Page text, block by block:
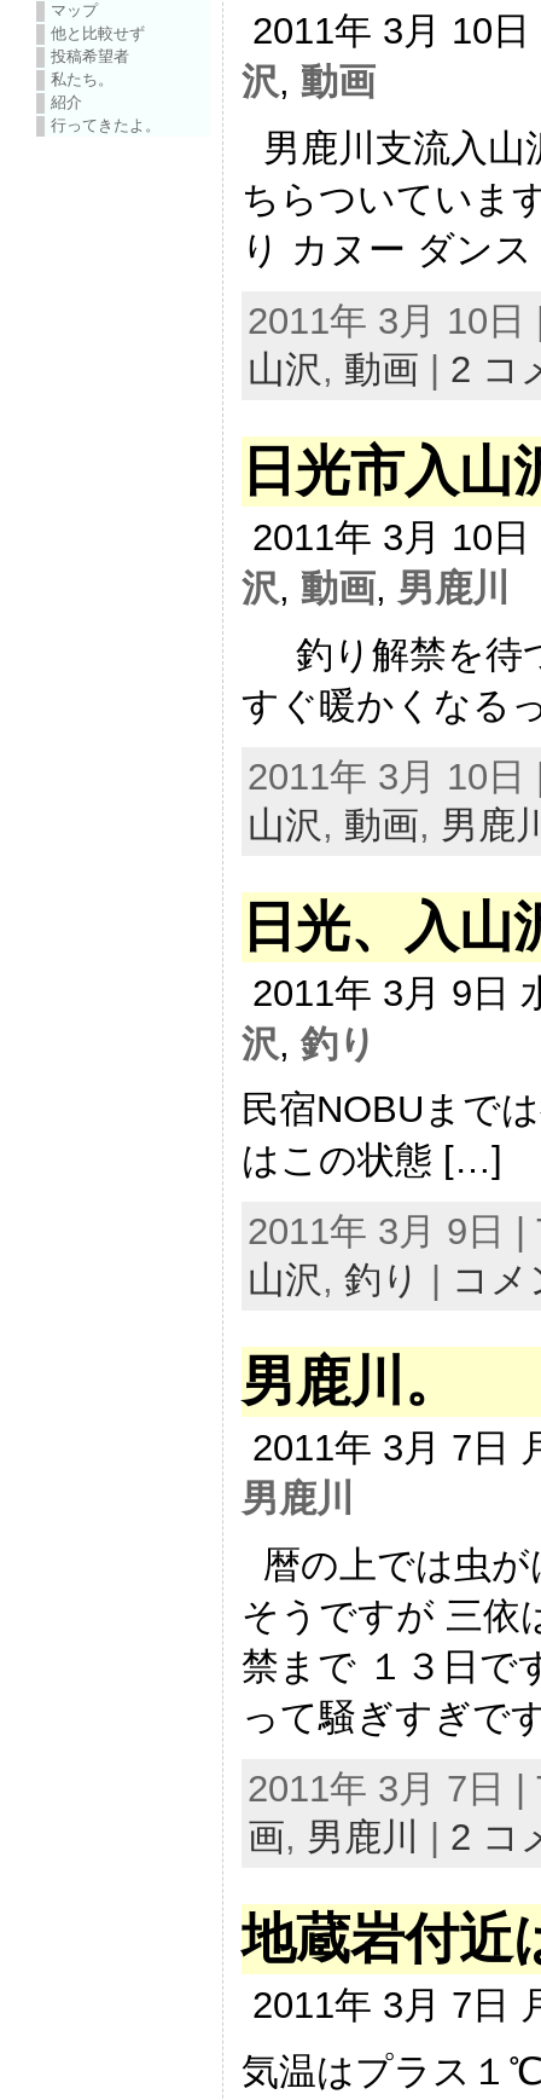
マップ
他と比較せず
投稿希望者
私たち。
紹介
行ってきたよ。
2011年 3月 10
沢, 動画
男鹿川支流入
ちらついていま
り カヌー ダン
2011年 3月 10
山沢 , 動画 2 コ
日光市入山
2011年 3月 10
沢, 動画, 男鹿川
釣り解禁を待
すぐ暖かくなる
2011年 3月 10
山沢 , 動画, 男鹿
日光、入山
2011年 3月 9日
沢, 釣り
民宿NOBUまで
はこの状態 […]
2011年 3月 9日
山沢 , 釣り コ
男鹿川。
2011年 3月 7日
男鹿川
暦の上では虫
そうですが 三依
禁まで １３日で
って騒ぎすぎ
2011年 3月 7日
画, 男鹿川 2 コ
地蔵岩付近
2011年 3月 7日
気温はプラス１